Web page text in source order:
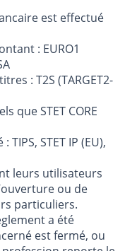
est effectué
: EURO1
: T2S (TARGET2-
que STET CORE
STET IP (EU),
leurs utilisateurs
ou de
particuliers.
a été
est fermé, ou